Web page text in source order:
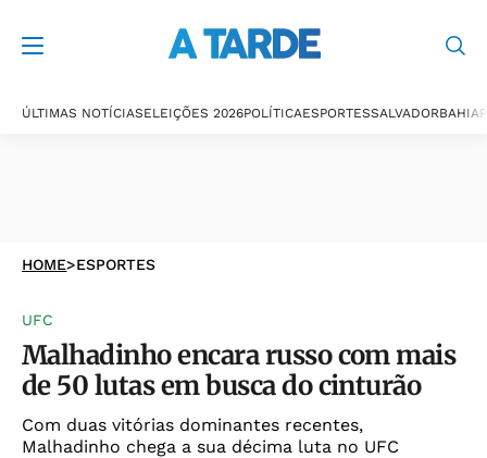
ÚLTIMAS NOTÍCIASELEIÇÕES 2026POLÍTICAESPORTESSALVADORBAHIA
HOME>ESPORTES
UFC
Malhadinho encara russo com mais
de 50 lutas em busca do cinturão
Com duas vitórias dominantes recentes,
Malhadinho chega a sua décima luta no UFC